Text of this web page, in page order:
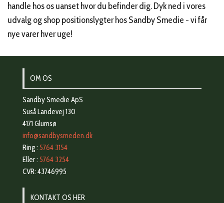
handle hos os uanset hvor du befinder dig. Dyk ned i vores
udvalg og shop positionslygter hos Sandby Smedie - vi får
nye varer hver uge!
OM OS
Sandby Smedie ApS
Suså Landevej 130
4171 Glumsø
info@sandbysmeden.dk
Ring : 5764 3154
Eller : 5764 3254
CVR: 43746995
KONTAKT OS HER